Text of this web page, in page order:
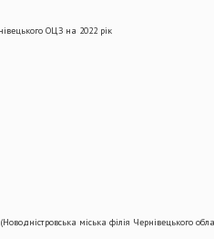
ОЦЗ на 2022 рік
міська філія Чернівецького